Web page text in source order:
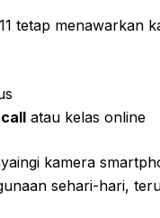
tetap menawarkan
atau kelas online
kamera
sehari-hari,